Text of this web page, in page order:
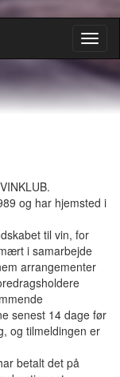
og har hjemsted i
til vin, for
i samarbejde
arrangementer
senest 14 dage før
og tilmeldingen er
betalt det på